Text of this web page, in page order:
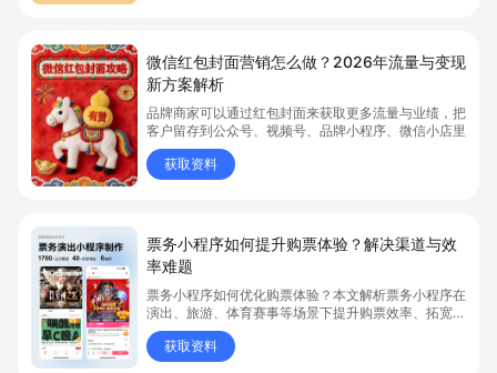
微信红包封面营销怎么做？2026年流量与变现
新方案解析
品牌商家可以通过红包封面来获取更多流量与业绩，把
客户留存到公众号、视频号、品牌小程序、微信小店里
获取资料
票务小程序如何提升购票体验？解决渠道与效
率难题
票务小程序如何优化购票体验？本文解析票务小程序在
演出、旅游、体育赛事等场景下提升购票效率、拓宽销
售渠道、实现会员精准营销的具体方式。关键词包括
“票务小程序”、“购票体验”、“购票效率”。
获取资料